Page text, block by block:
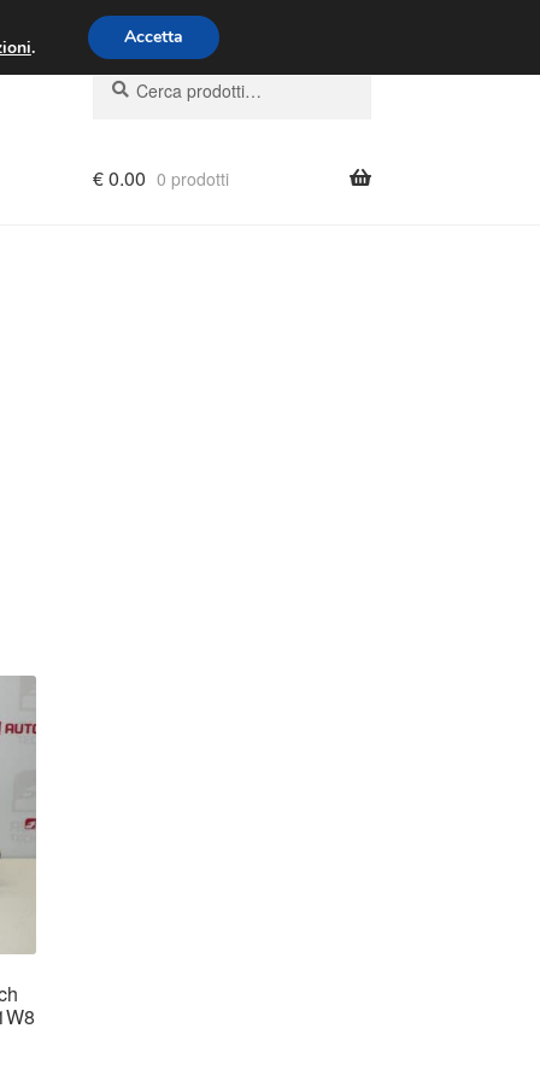
- 16:00 800 580 290
Cerca:
Cerca
€0.00 0 prodotti
. Accetta